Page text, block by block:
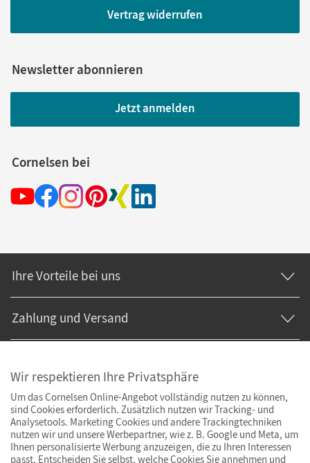
Vertrag widerrufen
Newsletter abonnieren
Jetzt anmelden
Cornelsen bei
Ihre Vorteile bei uns
Zahlung und Versand
Wir respektieren Ihre Privatsphäre
Um das Cornelsen Online-Angebot vollständig nutzen zu können,
sind Cookies erforderlich. Zusätzlich nutzen wir Tracking- und
Analysetools. Marketing Cookies und andere Trackingtechniken
nutzen wir und unsere Werbepartner, wie z. B. Google und Meta, um
Ihnen personalisierte Werbung anzuzeigen, die zu Ihren Interessen
passt. Entscheiden Sie selbst, welche Cookies Sie annehmen und